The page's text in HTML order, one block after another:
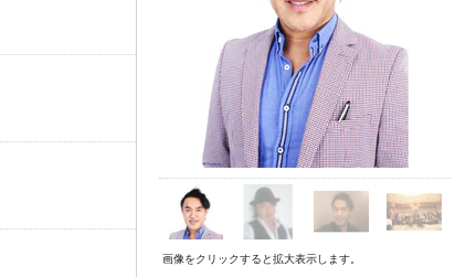
画像をクリックすると拡大表示します。